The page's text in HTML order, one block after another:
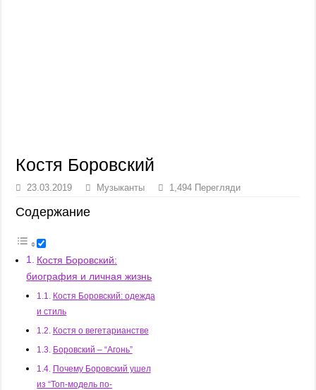
Костя Боровский
23.03.2019 Музыканты 1,494 Перегляди
Содержание
Костя Боровский:
биография и личная жизнь
Костя Боровский: одежда
и стиль
Костя о вегетарианстве
Боровский – “Агонь”
Почему Боровский ушел
из “Топ-модель по-